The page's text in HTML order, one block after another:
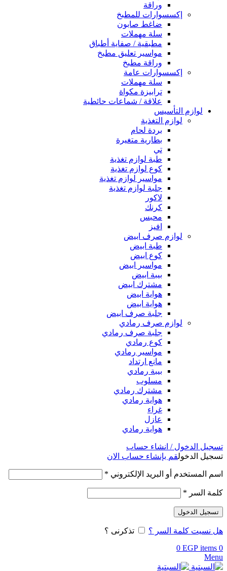
وراقة
إكسسوارات للمطبخ
ضاغط صابون
سلة مهملات
مطبقية / صفاية أطباق
مواسير تعليق مطبخ
وراقة مطبخ
إكسسوارات عامة
سلة مهملات
ترابيزة مكواة
علاقة / شماعات حائطية
لوازم التأسيس
لوازم التغذية
بردة لحام
بطارية متغيرة
تي
طبة لوازم تغذية
كوع لوازم تغذية
مواسير لوازم تغذية
جلبة لوازم تغذية
لاكور
كرنك
محبس
افيز
لوازم صرف ابيض
طبة ابيض
كوع ابيض
مواسير ابيض
بيبة ابيض
مشترك ابيض
هواية ابيض
هواية ابيض
جلبة صرف ابيض
لوازم صرف رمادي
جلبة صرف رمادي
كوع رمادي
مواسير رمادي
مانع ارتداد
بيبة رمادي
مسلوب
مشترك رمادي
هواية رمادي
غراء
عازل
هواية رمادي
تسجيل الدخول / انشاء حساب
تسجيل الدخولقم بإنشاء حساب الان
اسم المستخدم أو البريد الإلكتروني *
كلمة السر *
تسجيل الدخول
هل نسيت كلمة السر ؟
تذكرنى ؟
0
items
0 EGP
Menu